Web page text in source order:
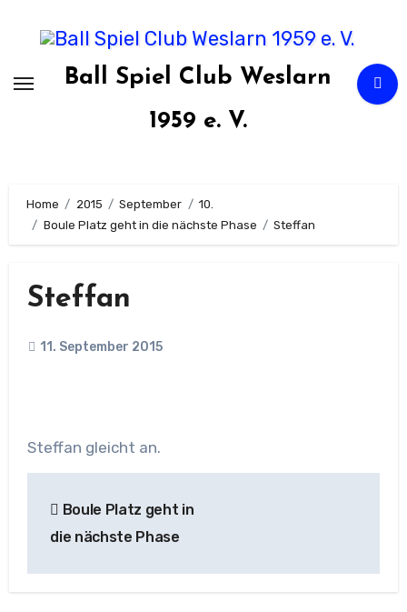
Ball Spiel Club Weslarn
1959 e. V.
Home 2015 September
10.
Boule Platz geht in die nächste Phase
Steffan
Steffan
11. September 2015
Steffan gleicht an.
Boule Platz geht in
die nächste Phase